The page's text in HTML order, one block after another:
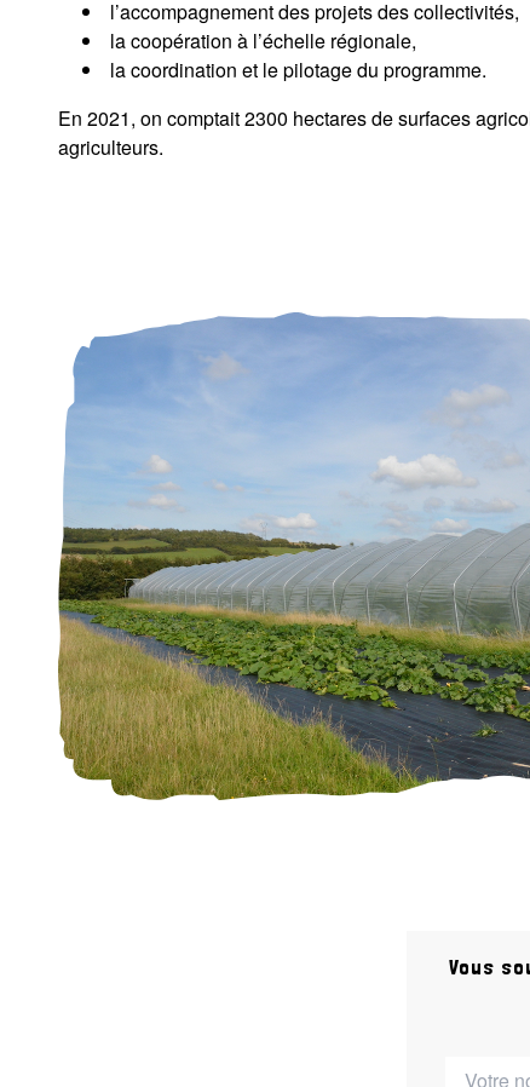
l’accompagnement des projets des collectivités,
la coopération à l’échelle régionale,
la coordination et le pilotage du programme.
En 2021, on comptait 2300 hectares de surfaces
agriculteurs.
Vous